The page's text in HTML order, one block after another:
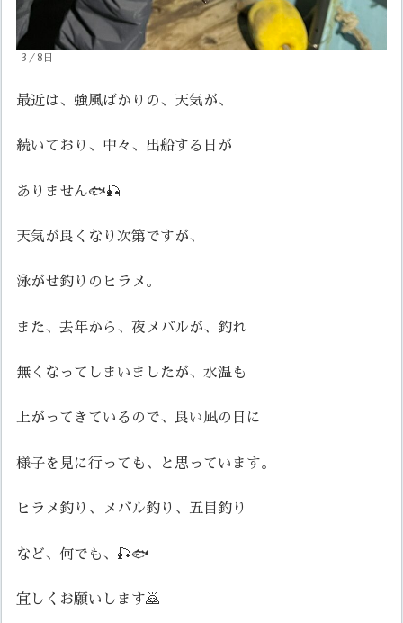
3／8日
最近は、強風ばかりの、天気が、
続いており、中々、出船する日が
ありません🐟🎣
天気が良くなり次第ですが、
泳がせ釣りのヒラメ。
また、去年から、夜メバルが、釣れ
無くなってしまいましたが、水温も
上がってきているので、良い凪の日に
様子を見に行っても、と思っています。
ヒラメ釣り、メバル釣り、五目釣り
など、何でも、🎣🐟
宜しくお願いします🙇